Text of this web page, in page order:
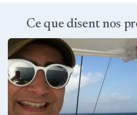
Ce que disent nos